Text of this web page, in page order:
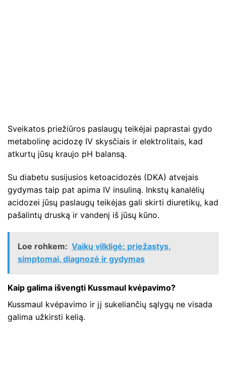
Sveikatos priežiūros paslaugų teikėjai paprastai gydo
metabolinę acidozę IV skysčiais ir elektrolitais, kad
atkurtų jūsų kraujo pH balansą.
Su diabetu susijusios ketoacidozės (DKA) atvejais
gydymas taip pat apima IV insuliną. Inkstų kanalėlių
acidozei jūsų paslaugų teikėjas gali skirti diuretikų, kad
pašalintų druską ir vandenį iš jūsų kūno.
Loe rohkem: Vaikų vilkligė: priežastys,
simptomai, diagnozė ir gydymas
Kaip galima išvengti Kussmaul kvėpavimo?
Kussmaul kvėpavimo ir jį sukeliančių sąlygų ne visada
galima užkirsti kelią.